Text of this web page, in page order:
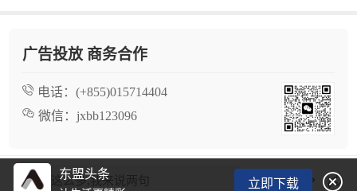
广告投放 商务合作
电话： (+855)015714404
微信： jxbb123096
看了这么多,我来说两句
东盟头条
立即下载 